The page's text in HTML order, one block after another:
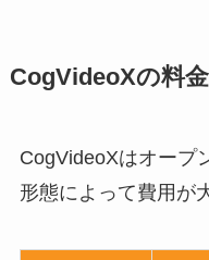
CogVideoXの料
CogVideoXはオープ
形態によって費用が